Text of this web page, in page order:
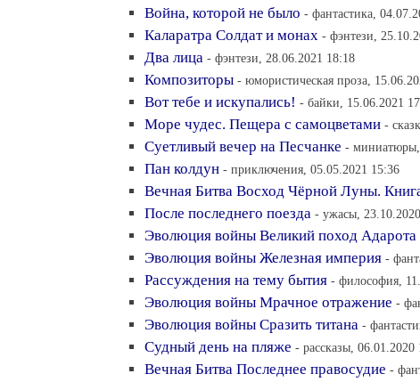
Война, которой не было - фантастика,
Каларатра Солдат и монах - фэнтези,
Два лица - фэнтези, 28.06.2021 18:18
Композиторы - юмористическая проза,
Вот тебе и искупались! - байки, 15.06.2021
Море чудес. Пещера с самоцветами -
Суетливый вечер на Песчанке - миниатюры,
Пан колдун - приключения, 05.05.2021 15:36
Вечная Битва Восход Чёрной Луны.
После последнего поезда - ужасы,
Эволюция войны Великий поход Адарота
Эволюция войны Железная империя -
Рассуждения на тему бытия - философия,
Эволюция войны Мрачное отражение -
Эволюция войны Сразить титана -
Судный день на пляже - рассказы, 06.01.2020
Вечная Битва Последнее правосудие -